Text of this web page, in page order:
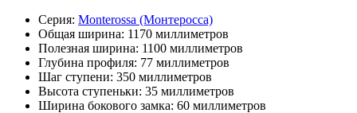
Серия: Monterossa (Монтеросса)
Общая ширина: 1170 миллиметров
Полезная ширина: 1100 миллиметров
Глубина профиля: 77 миллиметров
Шаг ступени: 350 миллиметров
Высота ступеньки: 35 миллиметров
Ширина бокового замка: 60 миллиметров